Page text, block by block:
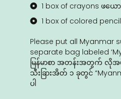
1 box of crayons ဖယေ
1 box of colored
Please put all Myanmar
separate bag labeled
မြန်မာစာ အတန်းအတွက် လိုအ‌ပ်‌
သီးခြားအိတ် ၁ ခုတွင်
ပါ